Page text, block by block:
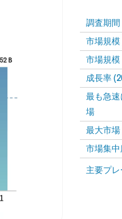
調査期間
市場規模
市場規模
成長率
最も急
場
最大市場
市場集中
主要プ
画像 ©
。再利用にはCC BY 4.0の表示が